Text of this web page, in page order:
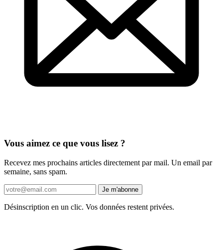
Vous aimez ce que vous lisez ?
Recevez mes prochains articles directement par mail. Un email par
semaine, sans spam.
Je m'abonne
Désinscription en un clic. Vos données restent privées.